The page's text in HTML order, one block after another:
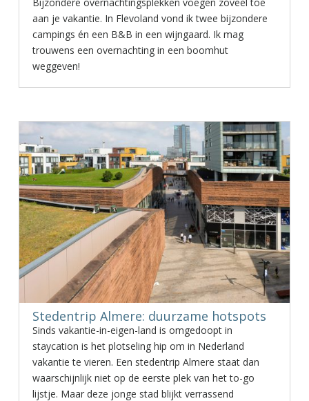
aan je vakantie. In Flevoland vond ik twee bijzondere
campings én een B&B in een wijngaard. Ik mag
trouwens een overnachting in een boomhut
weggeven!
Stedentrip Almere: duurzame hotspots
Sinds vakantie-in-eigen-land is omgedoopt in
staycation is het plotseling hip om in Nederland
vakantie te vieren. Een stedentrip Almere staat dan
waarschijnlijk niet op de eerste plek van het to-go
lijstje. Maar deze jonge stad blijkt verrassend